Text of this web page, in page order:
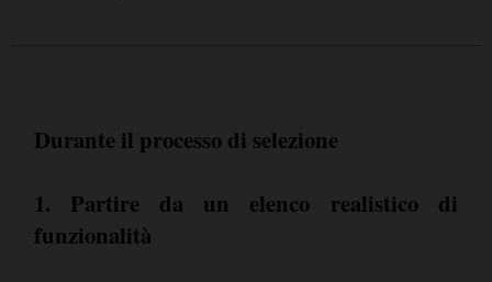
Durante il processo di selezione
1. Partire da un elenco realistico di
funzionalità